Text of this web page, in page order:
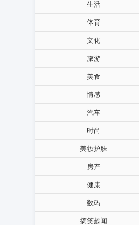
生活
体育
文化
旅游
美食
情感
汽车
时尚
美妆护肤
房产
健康
数码
搞笑趣闻